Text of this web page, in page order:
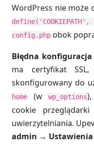
WordPress nie może
config.php obok
Błędna konfiguracja
ma certyfikat
skonfigurowany do
home (wwp_options
cookie
uwierzytelniania.
admin →